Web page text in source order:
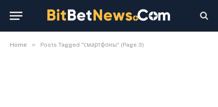
Home » Posts Tagged "смартфоны" (Page 3)